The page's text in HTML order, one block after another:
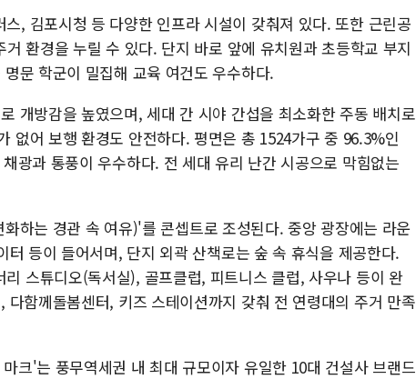
, 김포시청 등 다양한 인프라 시설이 갖춰져 있다. 또한 근린공
환경을 누릴 수 있다. 단지 바로 앞에 유치원과 초등학교 부지
문 학군이 밀집해 교육 여건도 우수하다.
개방감을 높였으며, 세대 간 시야 간섭을 최소화한 주동 배치로
없어 보행 환경도 안전하다. 평면은 총 1524가구 중 96.3%인
광과 통풍이 우수하다. 전 세대 유리 난간 시공으로 막힘없는
하는 경관 속 여유)'를 콘셉트로 조성된다. 중앙 광장에는 라운
등이 들어서며, 단지 외곽 산책로는 숲 속 휴식을 제공한다.
스튜디오(독서실), 골프클럽, 피트니스 클럽, 사우나 등이 완
함께돌봄센터, 키즈 스테이션까지 갖춰 전 연령대의 주거 만족
크'는 풍무역세권 내 최대 규모이자 유일한 10대 건설사 브랜드